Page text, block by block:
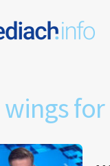
wings